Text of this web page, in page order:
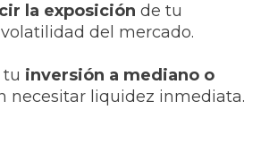
la exposición de tu
del mercado.
tu inversión a mediano o
necesitar liquidez inmediata.